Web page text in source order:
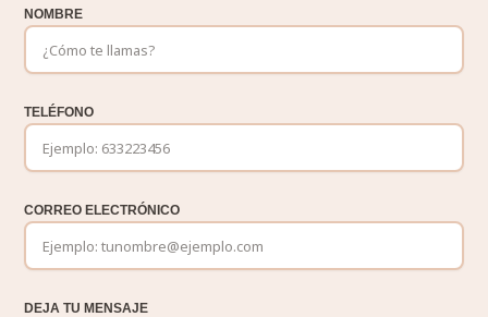
NOMBRE
TELÉFONO
CORREO ELECTRÓNICO
DEJA TU MENSAJE